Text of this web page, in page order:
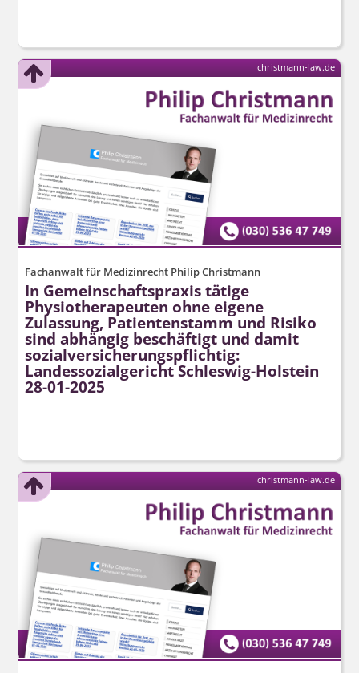
Fachanwalt für Medizinrecht Philip Christmann
In Gemeinschaftspraxis tätige
Physiotherapeuten ohne eigene
Zulassung, Patientenstamm und Risiko
sind abhängig beschäftigt und damit
sozialver­sicherungs­pflichtig:
Landessozialgericht Schleswig-Holstein
28-01-2025
christmann-law.de
christmann-law.de